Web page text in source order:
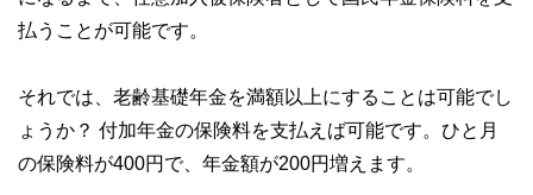
払うことが可能です。
それでは、老齢基礎年金を満額以上にすることは可能でし
ょうか？ 付加年金の保険料を支払えば可能です。ひと月
の保険料が400円で、年金額が200円増えます。